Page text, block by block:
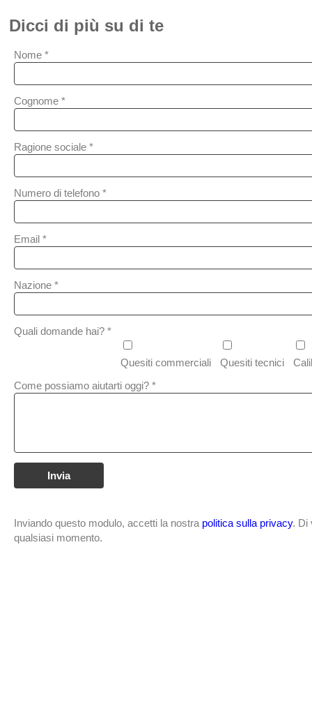
Dicci di più su di te
Nome *
Cognome *
Ragione sociale *
Numero di telefono *
Email *
Nazione *
Quali domande hai? *
Quesiti commerciali Quesiti tecnici
Come possiamo aiutarti oggi? *
Inviando questo modulo, accetti la nostra politica sulla privacy. Di
qualsiasi momento.